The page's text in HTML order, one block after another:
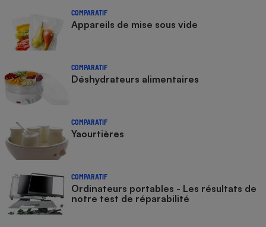
COMPARATIF
Appareils de mise sous vide
COMPARATIF
Déshydrateurs alimentaires
COMPARATIF
Yaourtières
COMPARATIF
Ordinateurs portables - Les résultats de
notre test de réparabilité